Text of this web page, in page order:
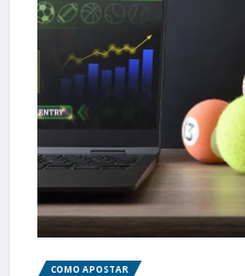
COMO APOSTAR